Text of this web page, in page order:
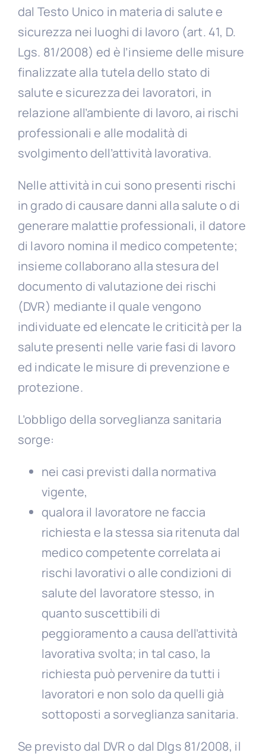
dal Testo Unico in materia di salute e
sicurezza nei luoghi di lavoro (art. 41, D.
Lgs. 81/2008) ed è l’insieme delle misure
finalizzate alla tutela dello stato di
salute e sicurezza dei lavoratori, in
relazione all’ambiente di lavoro, ai rischi
professionali e alle modalità di
svolgimento dell’attività lavorativa.
Nelle attività in cui sono presenti rischi
in grado di causare danni alla salute o di
generare malattie professionali, il datore
di lavoro nomina il medico competente;
insieme collaborano alla stesura del
documento di valutazione dei rischi
(DVR) mediante il quale vengono
individuate ed elencate le criticità per la
salute presenti nelle varie fasi di lavoro
ed indicate le misure di prevenzione e
protezione.
L’obbligo della sorveglianza sanitaria
sorge:
nei casi previsti dalla normativa
vigente,
qualora il lavoratore ne faccia
richiesta e la stessa sia ritenuta dal
medico competente correlata ai
rischi lavorativi o alle condizioni di
salute del lavoratore stesso, in
quanto suscettibili di
peggioramento a causa dell’attività
lavorativa svolta; in tal caso, la
richiesta può pervenire da tutti i
lavoratori e non solo da quelli già
sottoposti a sorveglianza sanitaria.
Se previsto dal DVR o dal Dlgs 81/2008, il